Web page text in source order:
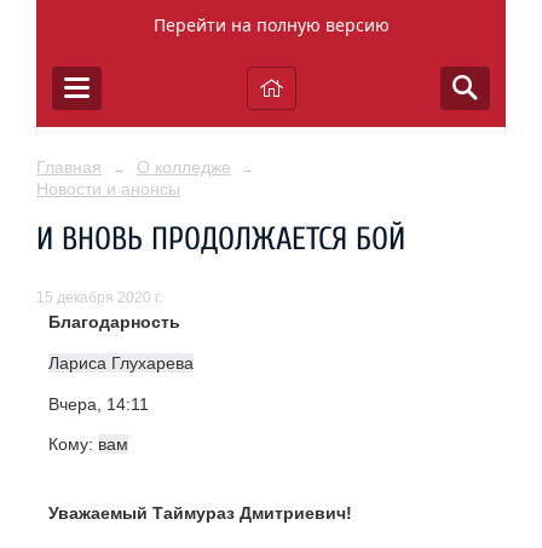
Перейти на полную версию
Главная → О колледже →
Новости и анонсы
И ВНОВЬ ПРОДОЛЖАЕТСЯ БОЙ
15 декабря 2020 г.
Благодарность
Лариса Глухарева
Вчера, 14:11
Кому: вам
Уважаемый Таймураз Дмитриевич!